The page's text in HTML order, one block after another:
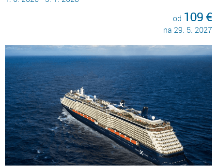
od 109 €
na 29. 5. 2027